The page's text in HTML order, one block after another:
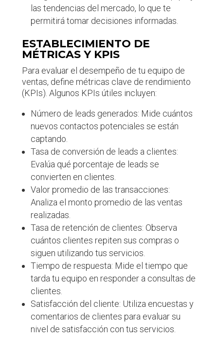
las tendencias del mercado, lo que te
permitirá tomar decisiones informadas.
ESTABLECIMIENTO DE
MÉTRICAS Y KPIS
Para evaluar el desempeño de tu equipo de
ventas, define métricas clave de rendimiento
(KPIs). Algunos KPIs útiles incluyen:
Número de leads generados: Mide cuántos
nuevos contactos potenciales se están
captando.
Tasa de conversión de leads a clientes:
Evalúa qué porcentaje de leads se
convierten en clientes.
Valor promedio de las transacciones:
Analiza el monto promedio de las ventas
realizadas.
Tasa de retención de clientes: Observa
cuántos clientes repiten sus compras o
siguen utilizando tus servicios.
Tiempo de respuesta: Mide el tiempo que
tarda tu equipo en responder a consultas de
clientes.
Satisfacción del cliente: Utiliza encuestas y
comentarios de clientes para evaluar su
nivel de satisfacción con tus servicios.